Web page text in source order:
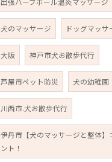
犬のマッサージ ドッグマッサ
大阪 神戸市犬お散歩代行
芦屋市ペット防災 犬の幼稚園
川西市.犬お散歩代行
伊丹市【犬のマッサージと整体】
ント！